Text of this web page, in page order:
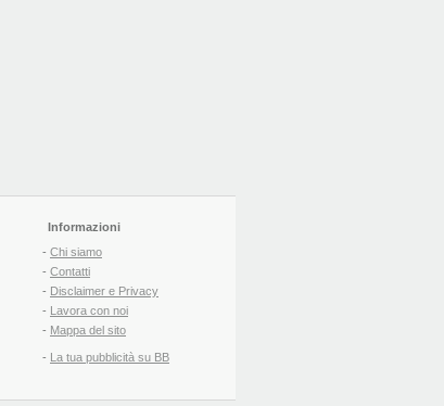
Informazioni
- Chi siamo
- Contatti
- Disclaimer e Privacy
- Lavora con noi
- Mappa del sito
- La tua pubblicità su BB